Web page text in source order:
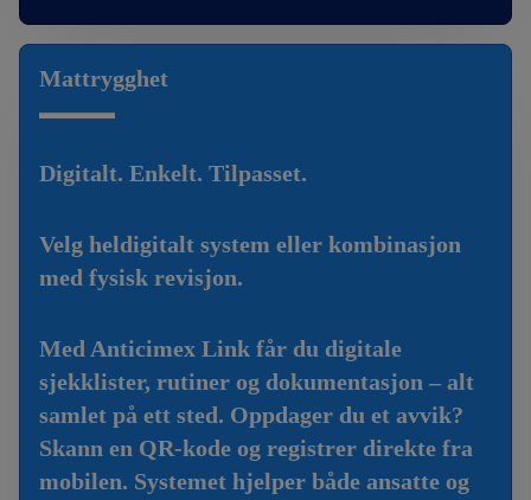
Mattrygghet
Digitalt. Enkelt. Tilpasset.
Velg heldigitalt system eller kombinasjon
med fysisk revisjon.
Med Anticimex Link får du digitale
sjekklister, rutiner og dokumentasjon – alt
samlet på ett sted. Oppdager du et avvik?
Skann en QR-kode og registrer direkte fra
mobilen. Systemet hjelper både ansatte og